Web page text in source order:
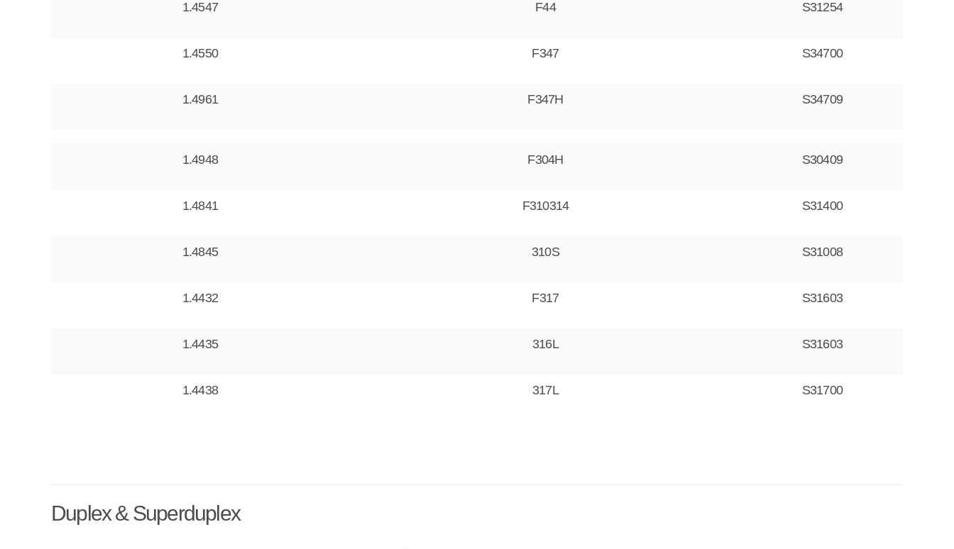
1.4547 F44 S31254
1.4550 F347 S34700
1.4961 F347H S34709
1.4948 F304H S30409
1.4841 F310314 S31400
1.4845 310S S31008
1.4432 F317 S31603
1.4435 316L S31603
1.4438 317L S31700
Duplex & Superduplex